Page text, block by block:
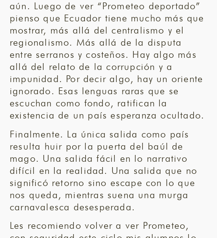
aún. Luego de ver “Prometeo deportado”
pienso que Ecuador tiene mucho más que
mostrar, más allá del centralismo y el
regionalismo. Más allá de la disputa
entre serranos y costeños. Hay algo más
allá del relato de la corrupción y a
impunidad. Por decir algo, hay un oriente
ignorado. Esas lenguas raras que se
escuchan como fondo, ratifican la
existencia de un país esperanza ocultado.
Finalmente. La única salida como país
resulta huir por la puerta del baúl de
mago. Una salida fácil en lo narrativo
difícil en la realidad. Una salida que no
significó retorno sino escape con lo que
nos queda, mientras suena una murga
carnavalesca desesperada.
Les recomiendo volver a ver Prometeo,